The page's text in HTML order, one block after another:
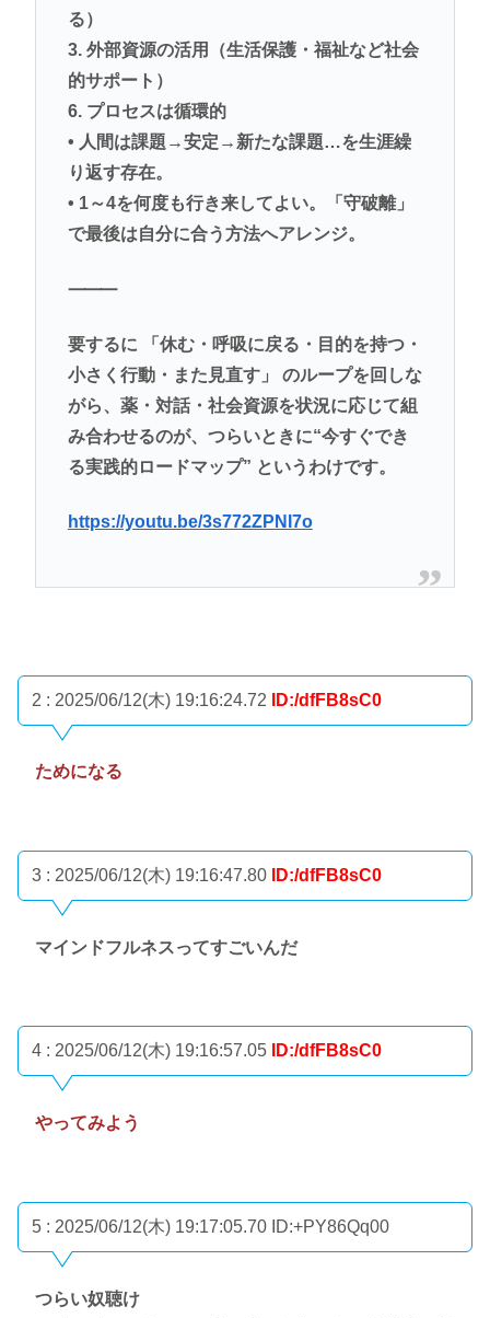
る）
3. 外部資源の活用（生活保護・福祉など社会
的サポート）
6. プロセスは循環的
• 人間は課題→安定→新たな課題…を生涯繰
り返す存在。
• 1～4を何度も行き来してよい。「守破離」
で最後は自分に合う方法へアレンジ。
⸻
要するに 「休む・呼吸に戻る・目的を持つ・
小さく行動・また見直す」 のループを回しな
がら、薬・対話・社会資源を状況に応じて組
み合わせるのが、つらいときに“今すぐでき
る実践的ロードマップ” というわけです。
https://youtu.be/3s772ZPNI7o
2 : 2025/06/12(木) 19:16:24.72 ID:/dfFB8sC0
ためになる
3 : 2025/06/12(木) 19:16:47.80 ID:/dfFB8sC0
マインドフルネスってすごいんだ
4 : 2025/06/12(木) 19:16:57.05 ID:/dfFB8sC0
やってみよう
5 : 2025/06/12(木) 19:17:05.70 ID:+PY86Qq00
つらい奴聴け